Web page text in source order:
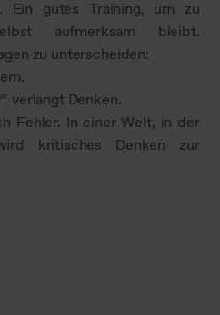
Ein gutes Training, um zu
aufmerksam bleibt.
zu unterscheiden:
verlangt Denken.
Fehler. In einer Welt, in der
kritisches Denken zur